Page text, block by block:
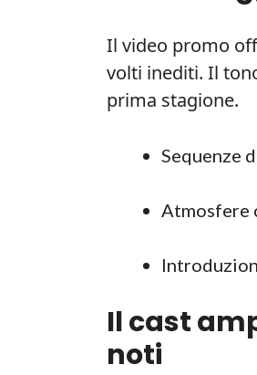
Il video promo
volti inediti. Il
prima stagione.
Sequenze
Atmosfere
Il cast
noti